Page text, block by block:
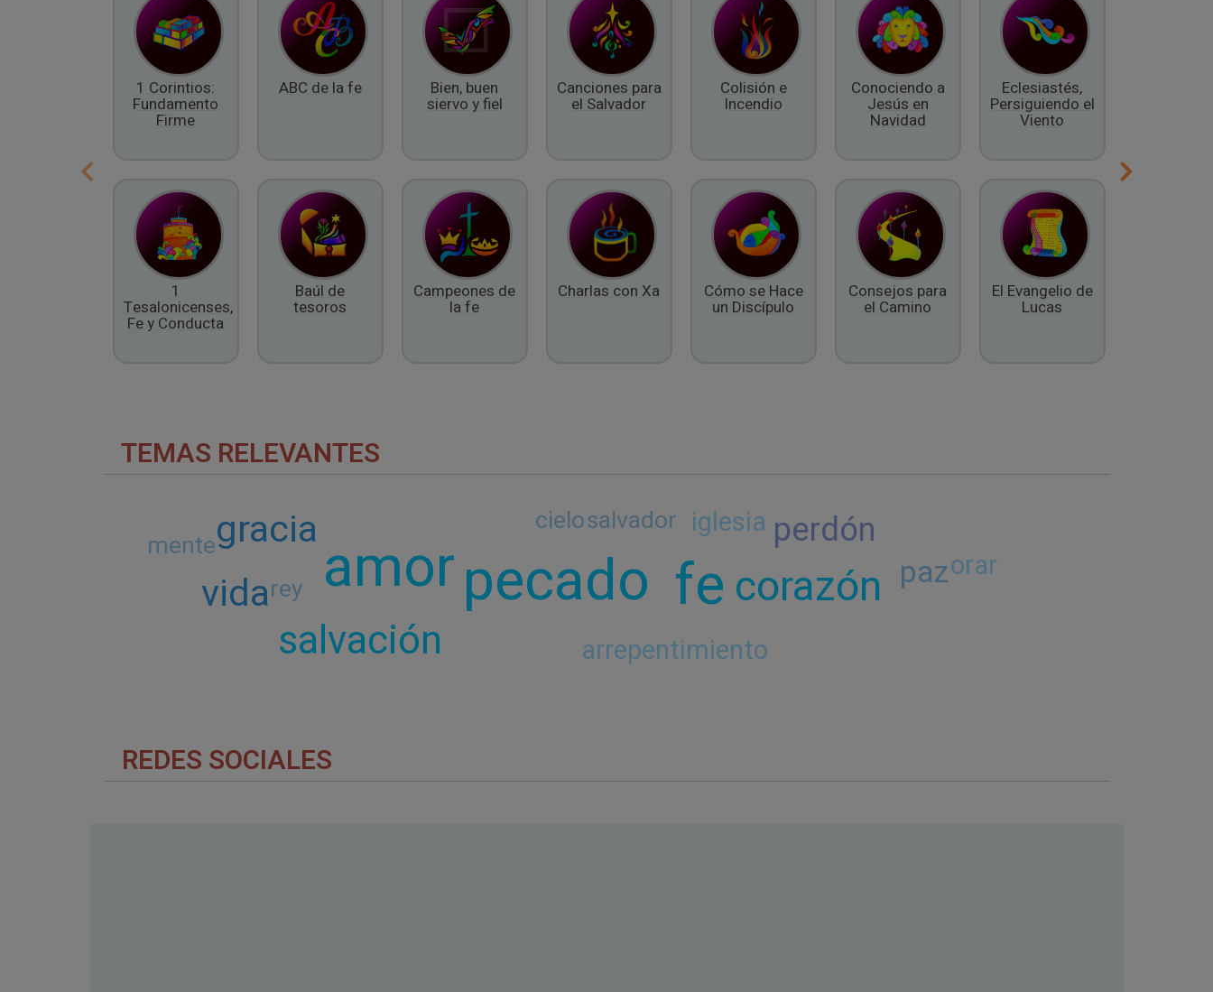
1 Corintios:
Fundamento
Firme
1
Tesalonicenses,
Fe y Conducta
ABC de la fe
Baúl de
tesoros
Bien, buen
siervo y fiel
Campeones de
la fe
Canciones para
el Salvador
Charlas con Xa
Colisión e
Incendio
Cómo se Hace
un Discípulo
Conociendo a
Jesús en
Navidad
Consejos para
el Camino
Eclesiastés,
Persiguiendo el
Viento
El Evangelio de
Lucas
TEMAS RELEVANTES
pecado
amor fe corazón
salvación
vida
gracia perdón
paz
iglesia
arrepentimiento
orar
salvador
cielo
mente
rey
REDES SOCIALES